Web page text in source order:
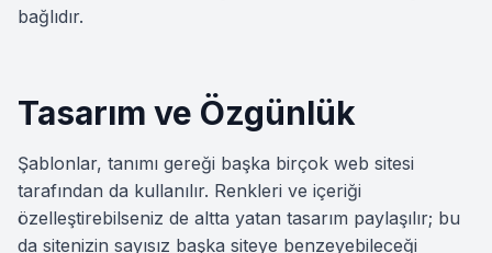
bağlıdır.
Tasarım ve Özgünlük
Şablonlar, tanımı gereği başka birçok web sitesi
tarafından da kullanılır. Renkleri ve içeriği
özelleştirebilseniz de altta yatan tasarım paylaşılır; bu
da sitenizin sayısız başka siteye benzeyebileceği